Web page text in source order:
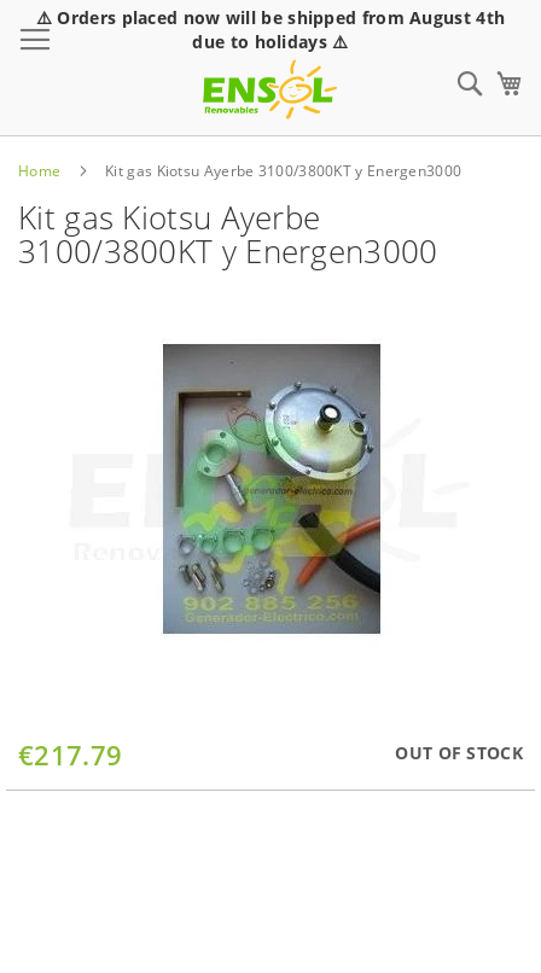
⚠️ Orders placed now will be shipped from August 4th
due to holidays ⚠️
Home Kit gas Kiotsu Ayerbe 3100/3800KT y Energen3000
Kit gas Kiotsu Ayerbe
3100/3800KT y Energen3000
€217.79 OUT OF STOCK
Skip
to
the